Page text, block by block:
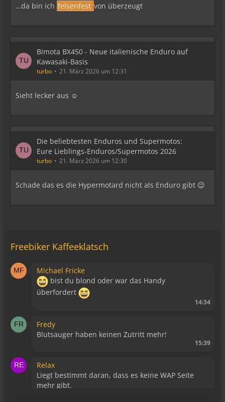
…da bin ich felsenfest von überzeugt
Bimota BX450 - Neue italienische Enduro auf
Kawasaki-Basis
turbo 21. März 2026 um 12:31
Sieht lecker aus ☺️
Die beliebtesten Enduros und Supermotos:
Eure Lieblings-Enduros/Supermotos 2026
turbo 21. März 2026 um 12:30
Schade das es die Hypermotard nicht als Enduro gibt 😉
Freebiker Kaffeeklatsch
Michael Fricke
bist du blond oder war das Handy
überfordert
14:34
Fredy
Blutsauger haben keinen Zutritt mehr!
15:39
Relax
Liegt bestimmt daran, dass es keine WAP Seite
mehr gibt.